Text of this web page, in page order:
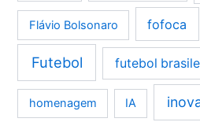
Flávio Bolsonaro fofoca
Futebol futebol
homenagem IA